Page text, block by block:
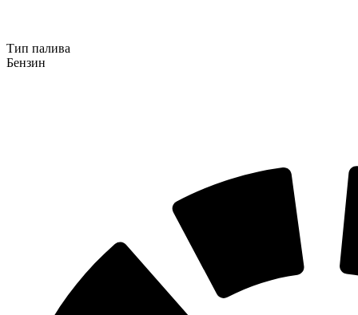
Тип палива
Бензин